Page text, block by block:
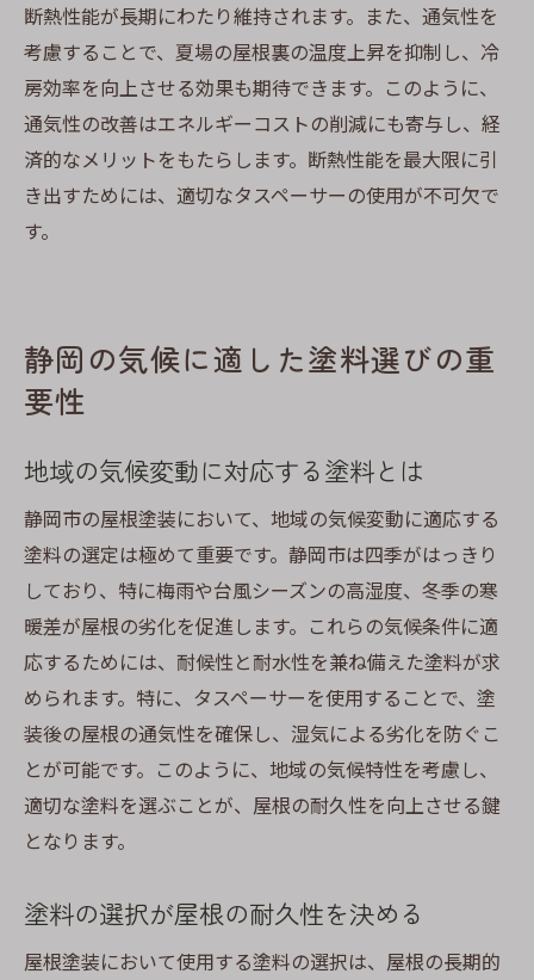
断熱性能が長期にわたり維持されます。また、通気性を
考慮することで、夏場の屋根裏の温度上昇を抑制し、冷
房効率を向上させる効果も期待できます。このように、
通気性の改善はエネルギーコストの削減にも寄与し、経
済的なメリットをもたらします。断熱性能を最大限に引
き出すためには、適切なタスペーサーの使用が不可欠で
す。
静岡の気候に適した塗料選びの重
要性
地域の気候変動に対応する塗料とは
静岡市の屋根塗装において、地域の気候変動に適応する
塗料の選定は極めて重要です。静岡市は四季がはっきり
しており、特に梅雨や台風シーズンの高湿度、冬季の寒
暖差が屋根の劣化を促進します。これらの気候条件に適
応するためには、耐候性と耐水性を兼ね備えた塗料が求
められます。特に、タスペーサーを使用することで、塗
装後の屋根の通気性を確保し、湿気による劣化を防ぐこ
とが可能です。このように、地域の気候特性を考慮し、
適切な塗料を選ぶことが、屋根の耐久性を向上させる鍵
となります。
塗料の選択が屋根の耐久性を決める
屋根塗装において使用する塗料の選択は、屋根の長期的